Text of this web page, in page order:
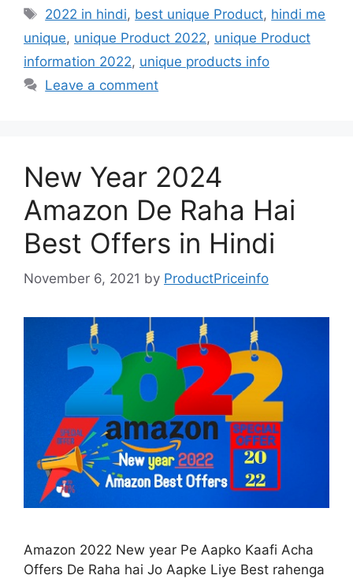
e
b
o
o
o
d
o
n
l
e
2022 in hindi, best unique Product, hindi me
unique, unique Product 2022, unique Product
information 2022, unique products info
Leave a comment
New Year 2024
Amazon De Raha Hai
Best Offers in Hindi
November 6, 2021 by ProductPriceinfo
Amazon 2022 New year Pe Aapko Kaafi Acha
Offers De Raha hai Jo Aapke Liye Best rahenga